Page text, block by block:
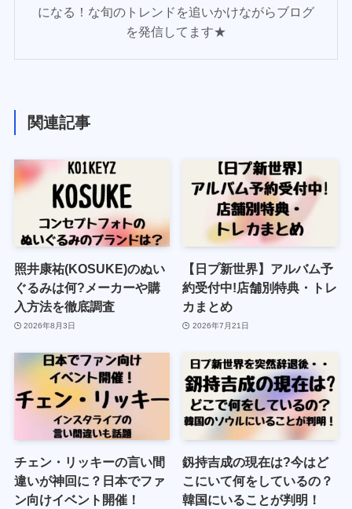
になる！な旬のトレンドを追いかけながらブログ
を発信してます★
関連記事
照井康祐(KOSUKE)のぬい
ぐるみは何?メーカーや購
入方法を徹底調査
2026年8月3日
【日プ新世界】アルバム予
約受付中!店舗別特典・トレ
カまとめ
2026年7月21日
チェン・リッキーの言い間
違いが神回に？日本でファ
ン向けイベント開催！
釼持吉成の現在は?今はど
こにいて何をしているの？
韓国にいることが判明！